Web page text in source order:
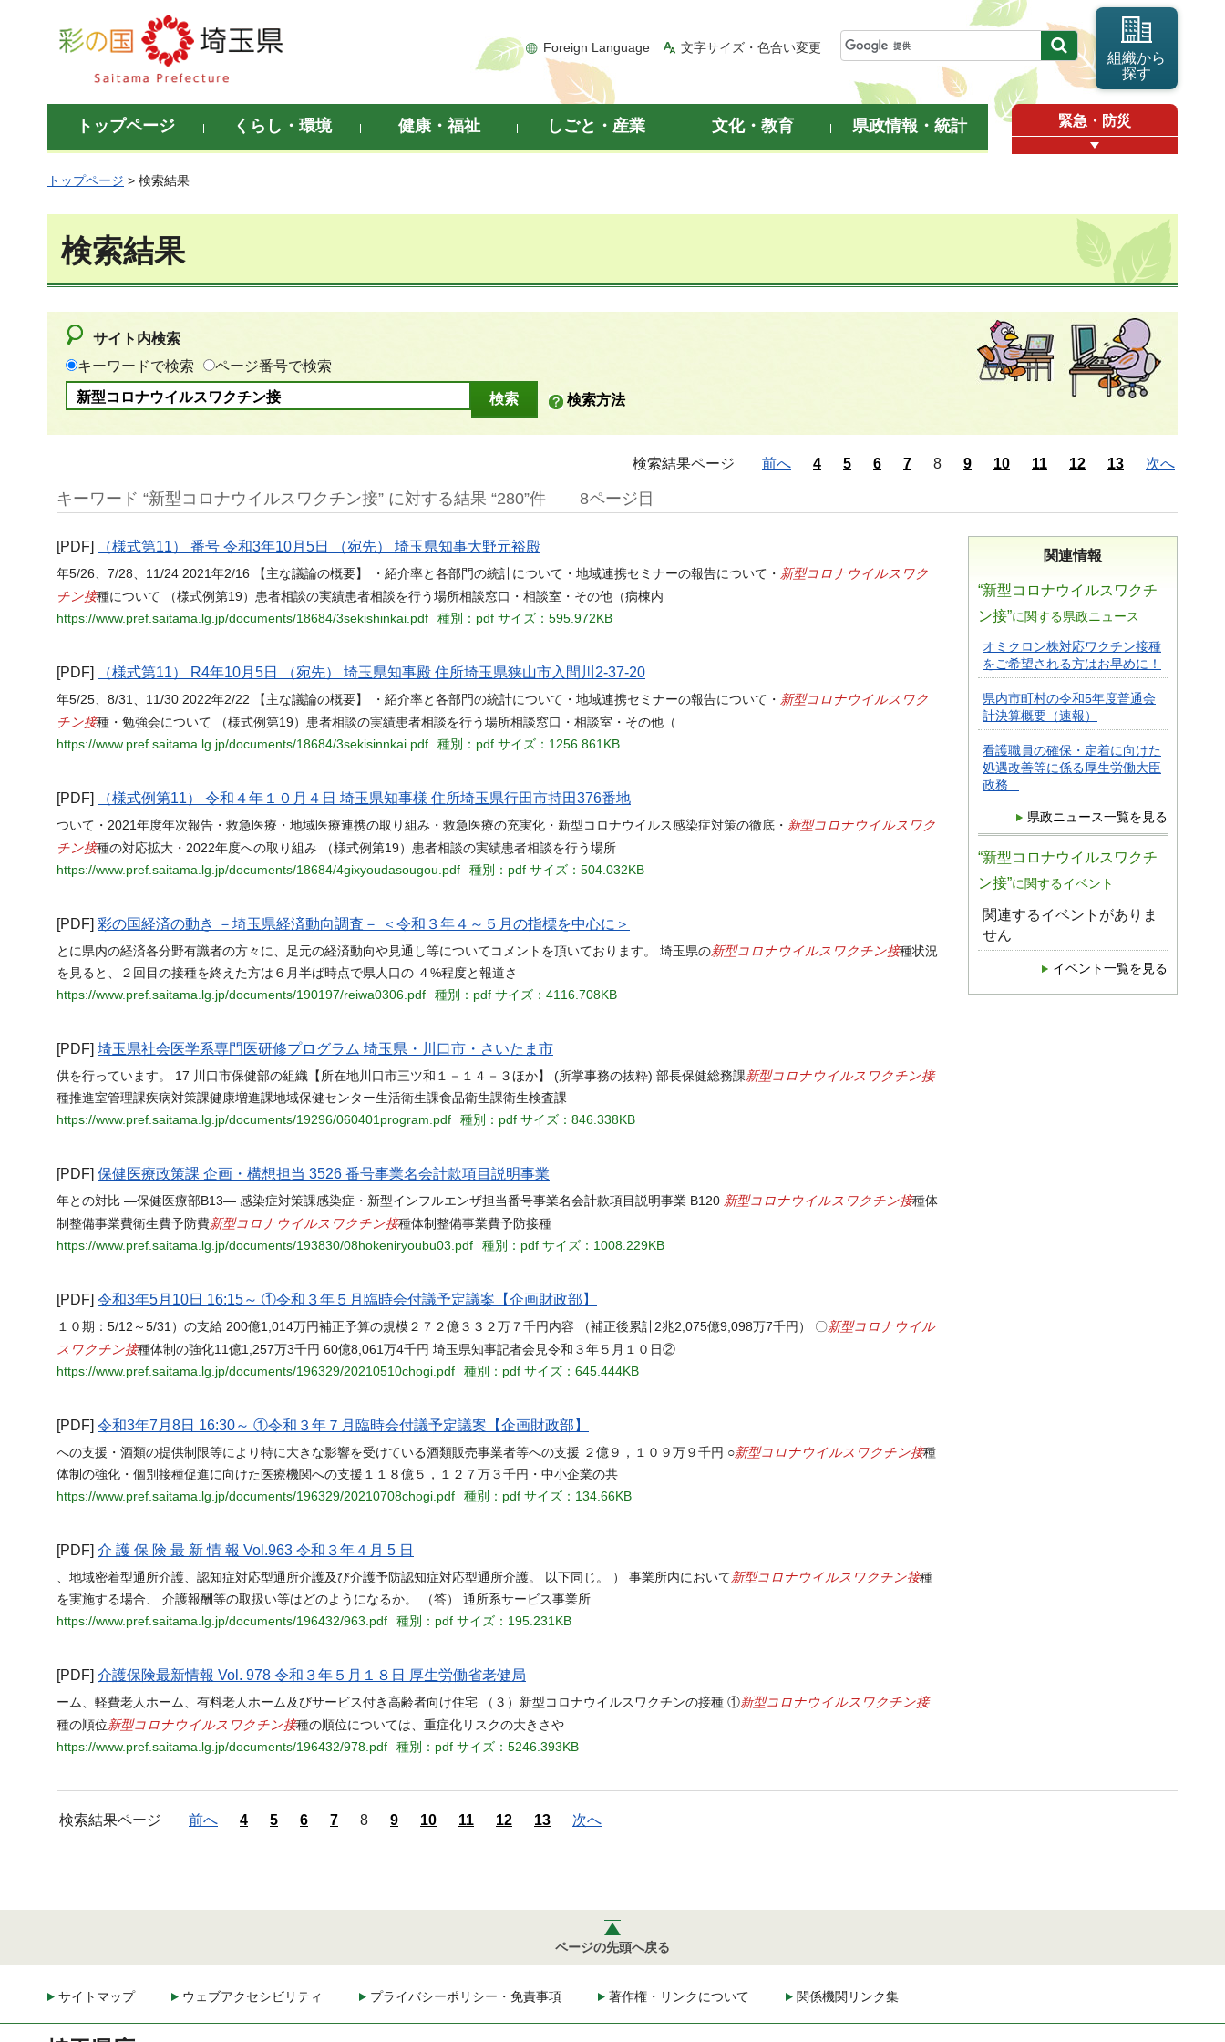
彩の国 埼玉県
Foreign Language 文字サイズ・色合い変更
組織から
探す
トップページ くらし・環境 健康・福祉 しごと・産業 文化・教育 県政情報・統計 緊急・防災
トップページ > 検索結果
検索結果
サイト内検索
キーワードで検索
ページ番号で検索
検索方法
検索結果ページ 前へ 4 5 6 7 8 9 10 11 12 13 次へ
キーワード “新型コロナウイルスワクチン接” に対する結果 “280”件 8ページ目
関連情報
“新型コロナウイルスワクチ
ン接”に関する県政ニュース
オミクロン株対応ワクチン接種
をご希望される方はお早めに！
県内市町村の令和5年度普通会
計決算概要（速報）
看護職員の確保・定着に向けた
処遇改善等に係る厚生労働大臣
政務...
県政ニュース一覧を見る
“新型コロナウイルスワクチ
ン接”に関するイベント
関連するイベントがありま
せん
イベント一覧を見る
[PDF] （様式第11） 番号 令和3年10月5日 （宛先） 埼玉県知事大野元裕殿
年5/26、7/28、11/24 2021年2/16 【主な議論の概要】 ・紹介率と各部門の統計について・地域連携セミナーの報告について・ 新型コロナウイルスワク
チン接種について （様式例第19）患者相談の実績患者相談を行う場所相談窓口・相談室・その他（病棟内
https://www.pref.saitama.lg.jp/documents/18684/3sekishinkai.pdf
種別：pdf サイズ：595.972KB
[PDF] （様式第11） R4年10月5日 （宛先） 埼玉県知事殿 住所埼玉県狭山市入間川2-37-20
年5/25、8/31、11/30 2022年2/22 【主な議論の概要】 ・紹介率と各部門の統計について・地域連携セミナーの報告について・ 新型コロナウイルスワク
チン接種・勉強会について （様式例第19）患者相談の実績患者相談を行う場所相談窓口・相談室・その他（
https://www.pref.saitama.lg.jp/documents/18684/3sekisinnkai.pdf
種別：pdf サイズ：1256.861KB
[PDF] （様式例第11） 令和４年１０月４日 埼玉県知事様 住所埼玉県行田市持田376番地
ついて・2021年度年次報告・救急医療・地域医療連携の取り組み・救急医療の充実化・新型コロナウイルス感染症対策の徹底・ 新型コロナウイルスワク
チン接種の対応拡大・2022年度への取り組み （様式例第19）患者相談の実績患者相談を行う場所
https://www.pref.saitama.lg.jp/documents/18684/4gixyoudasougou.pdf
種別：pdf サイズ：504.032KB
[PDF] 彩の国経済の動き －埼玉県経済動向調査－ ＜令和３年４～５月の指標を中心に＞
とに県内の経済各分野有識者の方々に、足元の経済動向や見通し等についてコメントを頂いております。 埼玉県の新型コロナウイルスワクチン接種状況
を見ると、２回目の接種を終えた方は６月半ば時点で県人口の ４%程度と報道さ
https://www.pref.saitama.lg.jp/documents/190197/reiwa0306.pdf
種別：pdf サイズ：4116.708KB
[PDF] 埼玉県社会医学系専門医研修プログラム 埼玉県・川口市・さいたま市
供を行っています。 17 川口市保健部の組織【所在地川口市三ツ和１－１４－３ほか】 (所掌事務の抜粋) 部長保健総務課新型コロナウイルスワクチン接
種推進室管理課疾病対策課健康増進課地域保健センター生活衛生課食品衛生課衛生検査課
https://www.pref.saitama.lg.jp/documents/19296/060401program.pdf
種別：pdf サイズ：846.338KB
[PDF] 保健医療政策課 企画・構想担当 3526 番号事業名会計款項目説明事業
年との対比 ―保健医療部B13― 感染症対策課感染症・新型インフルエンザ担当番号事業名会計款項目説明事業 B120 新型コロナウイルスワクチン接種体
制整備事業費衛生費予防費新型コロナウイルスワクチン接種体制整備事業費予防接種
https://www.pref.saitama.lg.jp/documents/193830/08hokeniryoubu03.pdf
種別：pdf サイズ：1008.229KB
[PDF] 令和3年5月10日 16:15～ ①令和３年５月臨時会付議予定議案【企画財政部】
１０期：5/12～5/31）の支給 200億1,014万円補正予算の規模２７２億３３２万７千円内容 （補正後累計2兆2,075億9,098万7千円） 〇新型コロナウイル
スワクチン接種体制の強化11億1,257万3千円 60億8,061万4千円 埼玉県知事記者会見令和３年５月１０日②
https://www.pref.saitama.lg.jp/documents/196329/20210510chogi.pdf
種別：pdf サイズ：645.444KB
[PDF] 令和3年7月8日 16:30～ ①令和３年７月臨時会付議予定議案【企画財政部】
への支援・酒類の提供制限等により特に大きな影響を受けている酒類販売事業者等への支援 ２億９，１０９万９千円 ○新型コロナウイルスワクチン接種
体制の強化・個別接種促進に向けた医療機関への支援１１８億５，１２７万３千円・中小企業の共
https://www.pref.saitama.lg.jp/documents/196329/20210708chogi.pdf
種別：pdf サイズ：134.66KB
[PDF] 介 護 保 険 最 新 情 報 Vol.963 令和３年４月 5 日
、地域密着型通所介護、認知症対応型通所介護及び介護予防認知症対応型通所介護。 以下同じ。 ） 事業所内において 新型コロナウイルスワクチン接種
を実施する場合、 介護報酬等の取扱い等はどのようになるか。 （答） 通所系サービス事業所
https://www.pref.saitama.lg.jp/documents/196432/963.pdf
種別：pdf サイズ：195.231KB
[PDF] 介護保険最新情報 Vol. 978 令和３年５月１８日 厚生労働省老健局
ーム、軽費老人ホーム、有料老人ホーム及びサービス付き高齢者向け住宅 （３）新型コロナウイルスワクチンの接種 ①新型コロナウイルスワクチン接
種の順位 新型コロナウイルスワクチン接種の順位については、重症化リスクの大きさや
https://www.pref.saitama.lg.jp/documents/196432/978.pdf
種別：pdf サイズ：5246.393KB
検索結果ページ 前へ 4 5 6 7 8 9 10 11 12 13 次へ
ページの先頭へ戻る
サイトマップ ウェブアクセシビリティ プライバシーポリシー・免責事項 著作権・リンクについて 関係機関リンク集